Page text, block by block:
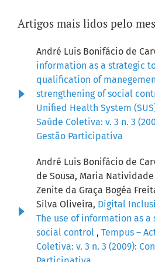
Artigos mais lidos pelo
André Luis Bonifácio de
information as a strategic
qualification of
strengthening of social
Unified Health System
Saúde Coletiva: v. 3 n. 3
Gestão Participativa
André Luis Bonifácio de
de Sousa, Maria
Zenite da Graça Bogéa
Silva Oliveira, Digital
The use of information as a
social control , Tempus –
Coletiva: v. 3 n. 3 (2009):